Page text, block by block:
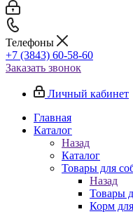
Телефоны
+7 (3843) 60-58-60
Заказать звонок
Личный кабинет
Главная
Каталог
Назад
Каталог
Товары для
Назад
Товары
Корм